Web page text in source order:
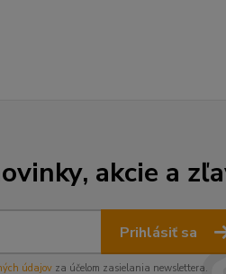
akcie a
Prihlásiť sa
údajov za účelom zasielania newslettera.